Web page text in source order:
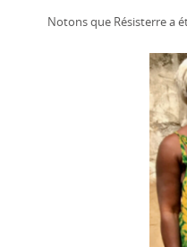
Notons que Résisterre a